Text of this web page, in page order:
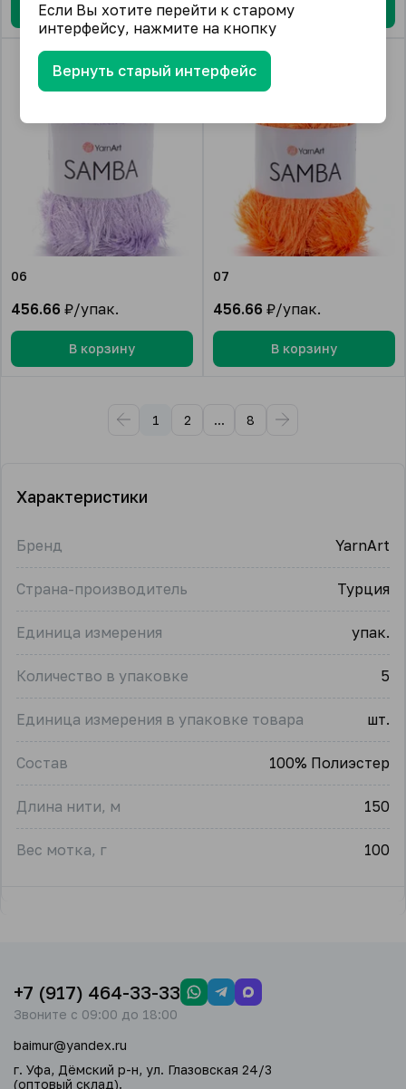
В корзину В корзину
06
456.66 ₽/упак.
В корзину
07
456.66 ₽/упак.
В корзину
1 2 ... 8
Характеристики
Бренд YarnArt
Страна-производитель Турция
Единица измерения упак.
Количество в упаковке 5
Единица измерения в упаковке товара шт.
Состав 100% Полиэстер
Длина нити, м 150
Вес мотка, г 100
+7 (917) 464-33-33
Звоните с 09:00 до 18:00
baimur@yandex.ru
г. Уфа, Дёмский р-н, ул. Глазовская 24/3
(оптовый склад).
Если Вы хотите перейти к старому
интерфейсу, нажмите на кнопку
Вернуть старый интерфейс